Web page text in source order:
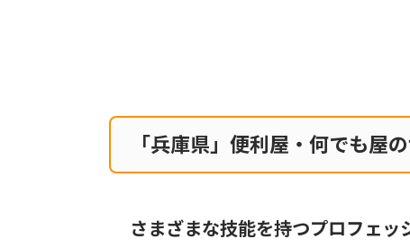
「兵庫県」便利屋・何でも屋
さまざまな技能を持つプロフェッ